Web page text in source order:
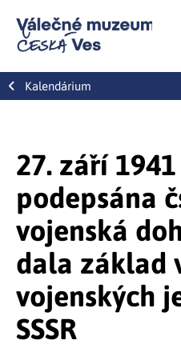
Kalendárium
27. září
podepsána
vojenská
dala základ
vojenských
SSSR